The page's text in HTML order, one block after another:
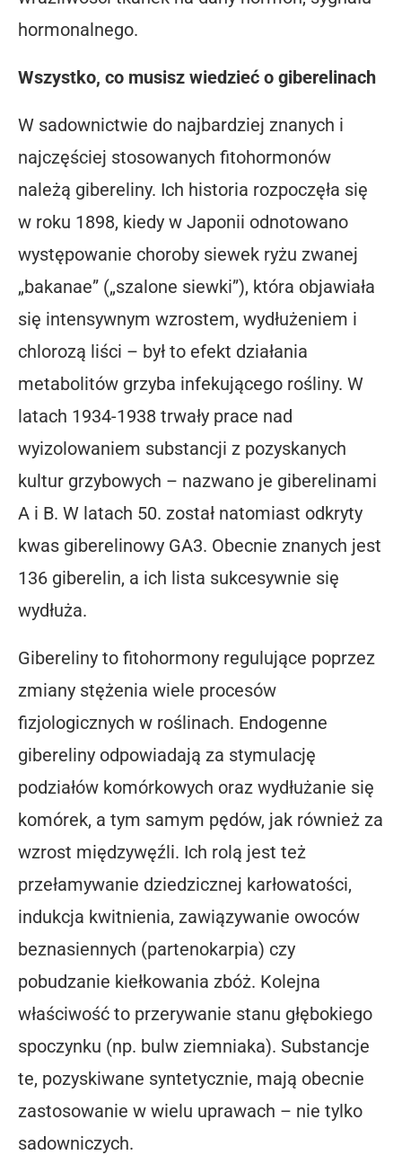
hormonalnego.
Wszystko, co musisz wiedzieć o giberelinach
W sadownictwie do najbardziej znanych i
najczęściej stosowanych fitohormonów
należą gibereliny. Ich historia rozpoczęła się
w roku 1898, kiedy w Japonii odnotowano
występowanie choroby siewek ryżu zwanej
„bakanae” („szalone siewki”), która objawiała
się intensywnym wzrostem, wydłużeniem i
chlorozą liści – był to efekt działania
metabolitów grzyba infekującego rośliny. W
latach 1934-1938 trwały prace nad
wyizolowaniem substancji z pozyskanych
kultur grzybowych – nazwano je giberelinami
A i B. W latach 50. został natomiast odkryty
kwas giberelinowy GA3. Obecnie znanych jest
136 giberelin, a ich lista sukcesywnie się
wydłuża.
Gibereliny to fitohormony regulujące poprzez
zmiany stężenia wiele procesów
fizjologicznych w roślinach. Endogenne
gibereliny odpowiadają za stymulację
podziałów komórkowych oraz wydłużanie się
komórek, a tym samym pędów, jak również za
wzrost międzywęźli. Ich rolą jest też
przełamywanie dziedzicznej karłowatości,
indukcja kwitnienia, zawiązywanie owoców
beznasiennych (partenokarpia) czy
pobudzanie kiełkowania zbóż. Kolejna
właściwość to przerywanie stanu głębokiego
spoczynku (np. bulw ziemniaka). Substancje
te, pozyskiwane syntetycznie, mają obecnie
zastosowanie w wielu uprawach – nie tylko
sadowniczych.